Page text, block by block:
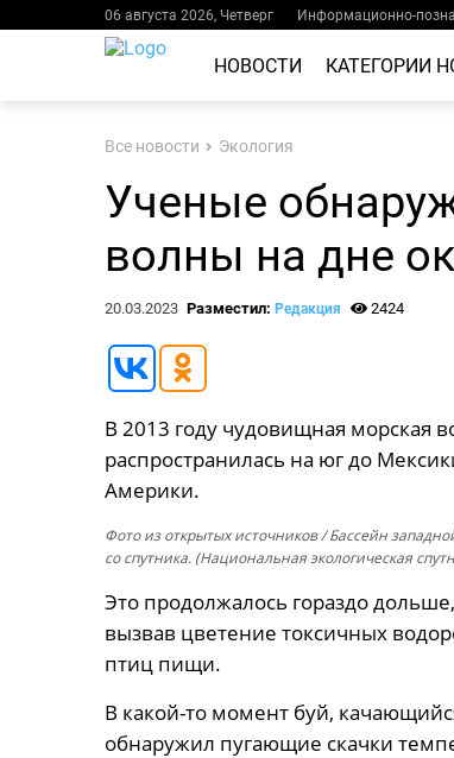
06 августа 2026, Четверг Информационно-
НОВОСТИ КАТЕГОРИИ
Все новости Экология
Ученые
волны на дне
20.03.2023 Разместил: Редакция 2424
В 2013 году чудовищная морская
распространилась на юг до
Америки.
Фото из открытых источников/ Бассейн
со спутника. (Национальная экологическая
Это продолжалось гораздо
вызвав цветение токсичных
птиц пищи.
В какой-то момент буй,
обнаружил пугающие скачки